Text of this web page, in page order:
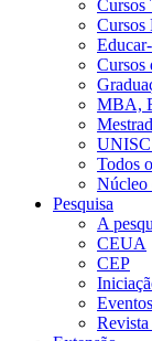
Cursos
Cursos
Cursos
MBA,
Todos
Pesquisa
A
CEUA
CEP
Eventos
Revista